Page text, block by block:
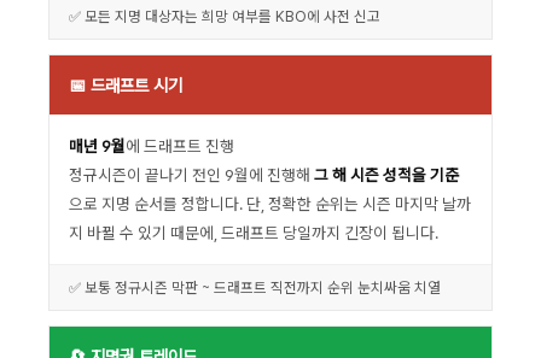
✅ 모든 지명 대상자는 희망 여부를 KBO에 사전 신고
📅 드래프트 시기
매년 9월에 드래프트 진행
정규시즌이 끝나기 전인 9월에 진행해 그 해 시즌 성적을 기준
으로 지명 순서를 정합니다. 단, 정확한 순위는 시즌 마지막 날까
지 바뀔 수 있기 때문에, 드래프트 당일까지 긴장이 됩니다.
✅ 보통 정규시즌 막판 ~ 드래프트 직전까지 순위 눈치싸움 치열